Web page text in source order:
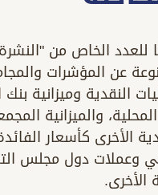
الخاص من
عن المؤشرات
النقدية وميزانية
والميزانية
الأخرى كأسعار
وعملات دول مجلس
الأخرى.